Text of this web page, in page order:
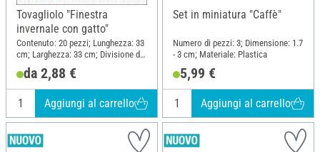
Tovagliolo "Finestra
invernale con gatto"
Contenuto: 20 pezzi; Lunghezza: 33
cm; Larghezza: 33 cm; Divisione del
motivo quarto motivo; Materiale:
Carta
da 2,88 €
Aggiungi al carrello
Set in miniatura "Caffè"
Numero di pezzi: 3; Dimensione: 1.7
- 3 cm; Materiale: Plastica
5,99 €
Aggiungi al carrello